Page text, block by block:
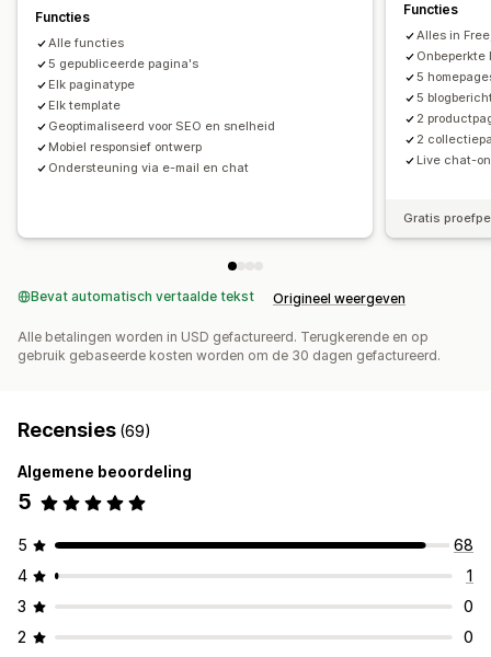
Functies
Alle functies
5 gepubliceerde pagina's
Elk paginatype
Elk template
Geoptimaliseerd voor SEO en snelheid
Mobiel responsief ontwerp
Ondersteuning via e-mail en chat
Functies
Alles in
5
5
2
2
Live chat-
Gratis
Bevat automatisch vertaalde tekst Origineel weergeven
Alle betalingen worden in USD gefactureerd. Terugkerende en op
gebruik gebaseerde kosten worden om de 30 dagen gefactureerd.
Recensies (69)
Algemene beoordeling
5
5
68
4
1
3
0
2
0